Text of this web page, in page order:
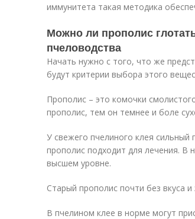
иммунитета такая методика
Можно ли прополис
пчеловодства
Начать нужно с того, что же
будут критерии выбора этого
Прополис – это комочки
прополис, тем он темнее и боле
У свежего пчелиного клея сильный
прополис подходит для лечения. В
высшем уровне.
Старый прополис почти без вкуса
В пчелином клее в норме могут